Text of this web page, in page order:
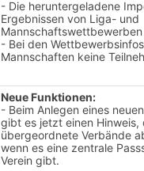
- Die heruntergeladene
Ergebnissen von Liga- und
- Bei den
Mannschaften keine
Neue Funktionen:
- Beim Anlegen eines
gibt es jetzt einen Hinweis,
übergeordnete Verbände
wenn es eine zentrale
Verein gibt.